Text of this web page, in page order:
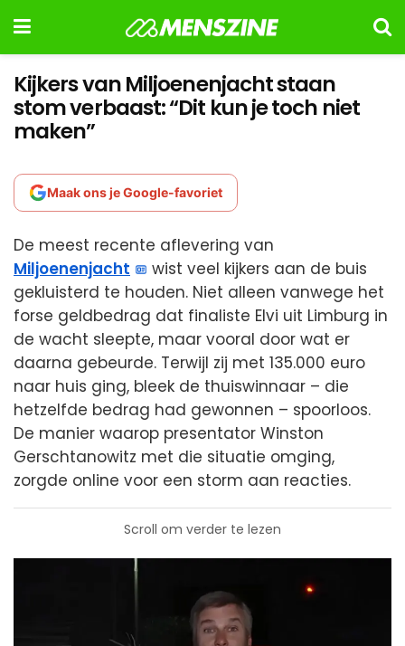
Kijkers van Miljoenenjacht staan
stom verbaast: “Dit kun je toch niet
maken”
Maak ons je Google-favoriet
De meest recente aflevering van
Miljoenenjacht
wist veel kijkers aan de buis
gekluisterd te houden. Niet alleen vanwege het
forse geldbedrag dat finaliste Elvi uit Limburg in
de wacht sleepte, maar vooral door wat er
daarna gebeurde. Terwijl zij met 135.000 euro
naar huis ging, bleek de thuiswinnaar – die
hetzelfde bedrag had gewonnen – spoorloos.
De manier waarop presentator Winston
Gerschtanowitz met die situatie omging,
zorgde online voor een storm aan reacties.
Scroll om verder te lezen